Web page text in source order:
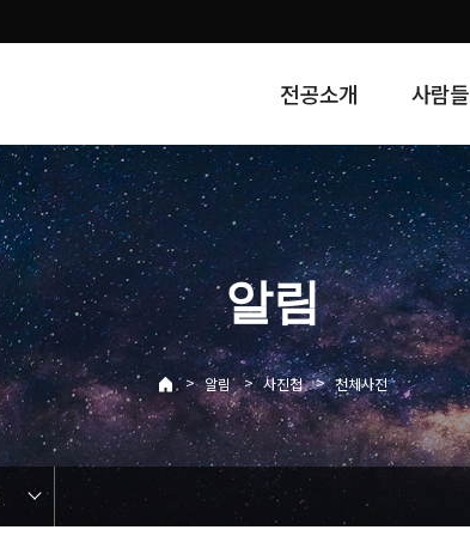
전공소개 사람들
알림
> 알림 > 사진첩 > 천체사진